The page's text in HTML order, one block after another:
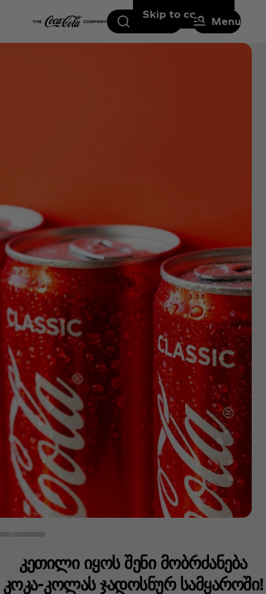
Skip to content
Search Menu
კეთილი იყოს შენი მობრძანება
კოკა-კოლას ჯადოსნურ სამყაროში!